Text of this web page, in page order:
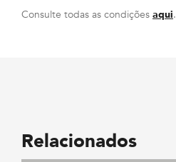
Consulte todas as condições aqui.
Relacionados